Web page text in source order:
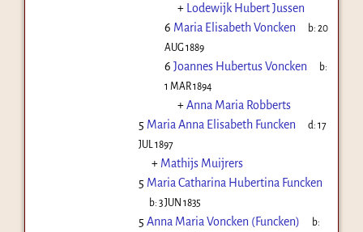
+ Lodewijk Hubert Jussen
6 Maria Elisabeth Voncken b:20
AUG 1889
6 Joannes Hubertus Voncken
b:
1 MAR 1894
+Anna Maria Robberts
5 Maria Anna Elisabeth Funcken d:17
JUL 1897
+ Mathijs Muijrers
5 Maria Catharina Hubertina Funcken
b:3 JUN 1835
5 Anna Maria Voncken (Funcken)
b: